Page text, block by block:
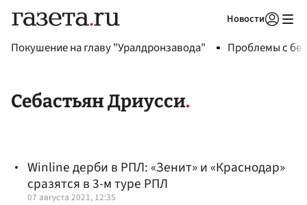
Новости
Покушение на главу "Уралдронзавода" Проблемы с
Себастьян Дриусси
Winline дерби в РПЛ: «Зенит» и «Краснодар»
сразятся в 3-м туре РПЛ
07 августа 2021, 12:35